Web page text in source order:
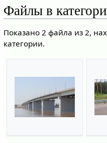
Файлы в
Показано 2 файла из 2,
категории.